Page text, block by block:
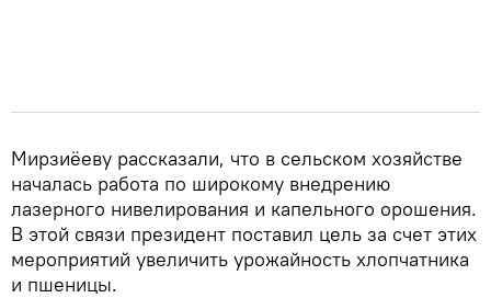
Мирзиёеву рассказали, что в сельском хозяйстве
началась работа по широкому внедрению
лазерного нивелирования и капельного орошения.
В этой связи президент поставил цель за счет этих
мероприятий увеличить урожайность хлопчатника
и пшеницы.